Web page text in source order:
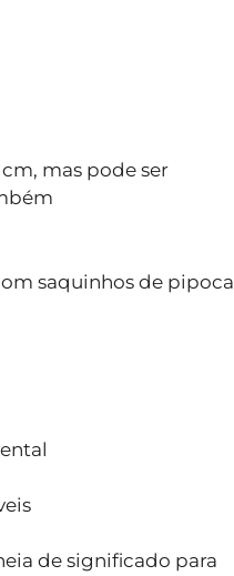
mas pode ser
saquinhos de pipoca
de significado para